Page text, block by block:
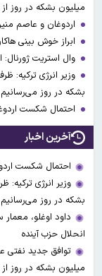
میلیون بشکه در روز
اردوغان و عاصم
ابراز خوش بینی
وال استریت ژورنال:
بشکه در روز می‌رسانیم
احتمال شکست
آخرین اخبار
احتمال شکست
بشکه در روز می‌رسانیم
داود اوغلو،
انحلال حزب آینده
توافق جدید نفتی
میلیون بشکه در روز